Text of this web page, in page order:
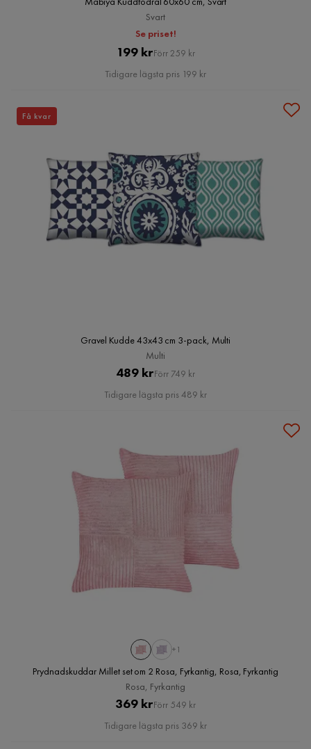
Svart
Se priset!
Pris
199 krOriginal
Pris
Förr 259 kr
Tidigare lägsta pris 199 kr
Gravel Kudde 43x43 cm 3-pack, Multi
Multi
Pris
489 krOriginal
Pris
Förr 749 kr
Tidigare lägsta pris 489 kr
Få kvar
+1
Prydnadskuddar Millet set om 2 Rosa, Fyrkantig, Rosa, Fyrkantig
Rosa, Fyrkantig
Pris
369 krOriginal
Pris
Förr 549 kr
Tidigare lägsta pris 369 kr